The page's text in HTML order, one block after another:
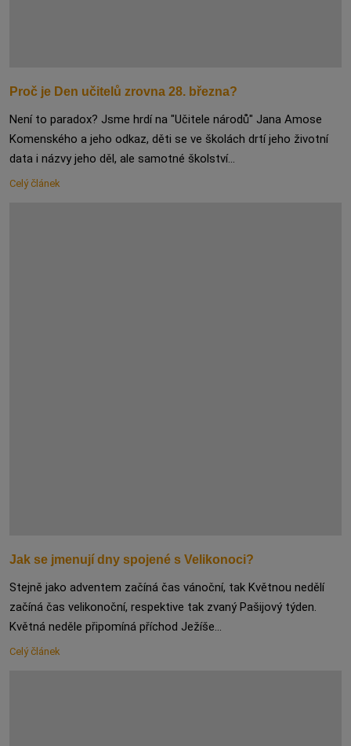
Proč je Den učitelů zrovna 28. března?
Není to paradox? Jsme hrdí na "Učitele národů" Jana Amose
Komenského a jeho odkaz, děti se ve školách drtí jeho životní
data i názvy jeho děl, ale samotné školství...
Celý článek
Jak se jmenují dny spojené s Velikonoci?
Stejně jako adventem začíná čas vánoční, tak Květnou nedělí
začíná čas velikonoční, respektive tak zvaný Pašijový týden.
Květná neděle připomíná příchod Ježíše...
Celý článek